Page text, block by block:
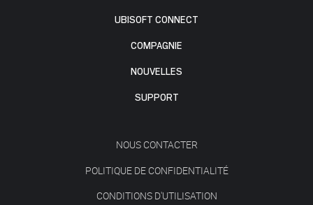
UBISOFT CONNECT
COMPAGNIE
NOUVELLES
SUPPORT
NOUS CONTACTER
POLITIQUE DE CONFIDENTIALITÉ
CONDITIONS D'UTILISATION